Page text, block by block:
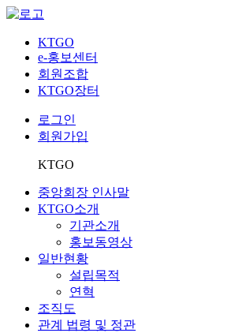
KTGO
e-홍보센터
회원조합
KTGO장터
로그인
회원가입
KTGO
중앙회장 인사말
KTGO소개
기관소개
홍보동영상
일반현황
설립목적
연혁
조직도
관계 법령 및 정관